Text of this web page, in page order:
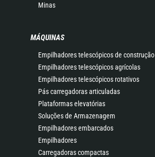
Minas
MÁQUINAS
Empilhadores telescópicos de construção
Empilhadores telescópicos agrícolas
Empilhadores telescópicos rotativos
Pás carregadoras articuladas
Plataformas elevatórias
Soluções de Armazenagem
Empilhadores embarcados
Empilhadores
Carregadoras compactas